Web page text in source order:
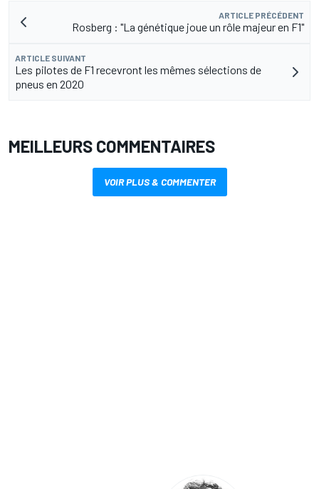
ARTICLE PRÉCÉDENT
Rosberg : "La génétique joue un rôle majeur en F1"
ARTICLE SUIVANT
Les pilotes de F1 recevront les mêmes sélections de
pneus en 2020
MEILLEURS COMMENTAIRES
VOIR PLUS & COMMENTER